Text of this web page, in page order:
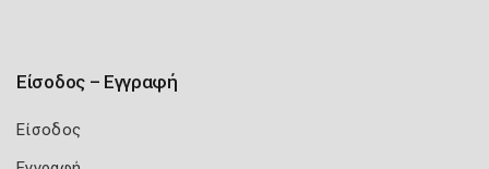
Είσοδος – Εγγραφή
Είσοδος